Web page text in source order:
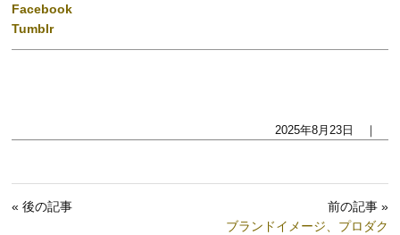
Facebook
Tumblr
2025年8月23日 ｜
« 後の記事
前の記事 »
ブランドイメージ、プロダク